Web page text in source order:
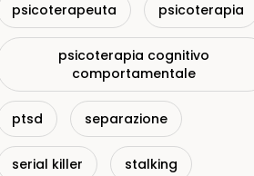
psicoterapeuta psicoterapia
psicoterapia cognitivo
comportamentale
ptsd separazione
serial killer stalking